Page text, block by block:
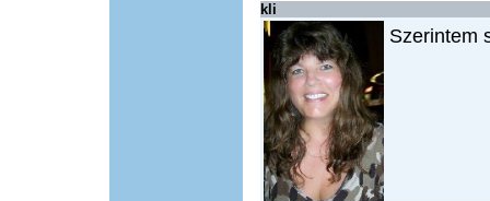
kli
Szerintem